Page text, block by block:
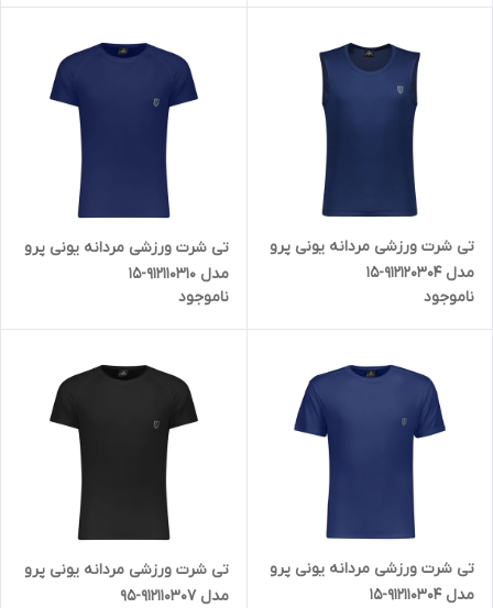
تی شرت ورزشی مردانه یونی پرو
مدل 912120304-15
ناموجود
تی شرت ورزشی مردانه یونی پرو
مدل 912110310-15
ناموجود
تی شرت ورزشی مردانه یونی پرو
مدل 912110304-15
تی شرت ورزشی مردانه یونی پرو
مدل 912110307-95